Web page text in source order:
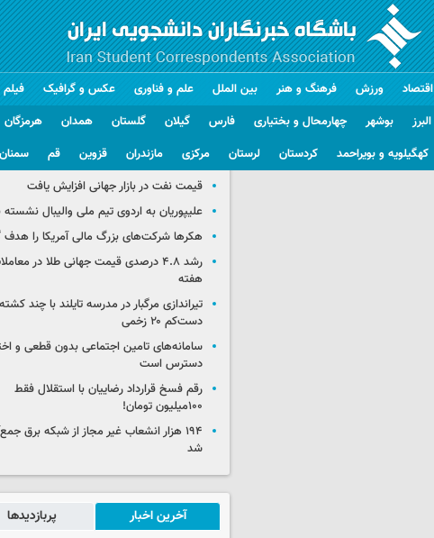
اقتصاد ورزش فرهنگ و هنر بین الملل علم و فناوری عکس و گرافیک
البرز بوشهر چهارمحال و بختیاری فارس گیلان گلستان همدان هرمزگان
کهگیلویه و بویراحمد کردستان لرستان مرکزی مازندران قزوین قم سمنان گزیده اخبار
قیمت نفت در بازار جهانی افزایش یافت
علیپوریان به اردوی تیم ملی والیبال
هکرها شرکت‌های بزرگ مالی آمریکا را هدف
رشد ۴.۸ درصدی قیمت جهانی طلا در
هفته
تیراندازی مرگبار در مدرسه‌ تایلند با چند
دست‌کم ۲۰ زخمی
سامانه‌های تامین اجتماعی بدون قطعی و
دسترس است
رقم فسخ قرارداد رضاییان با استقلال فقط
۱۰۰میلیون تومان!
۱۹۴ هزار انشعاب غیر مجاز از شبکه برق
شد
آخرین اخبار پربازدیدها